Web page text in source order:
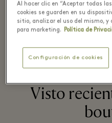
con más de 110
LEER
Visto
Al hacer clic en “Aceptar todas
cookies se guarden en su
sitio, analizar el uso del mismo, y
para marketing.
Política de
Configuración de cookies